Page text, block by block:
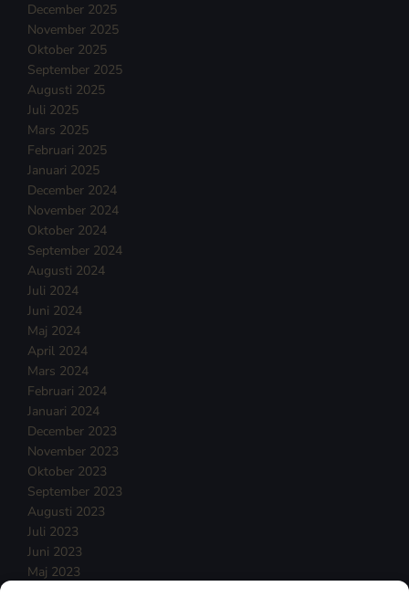
December 2025
November 2025
Oktober 2025
September 2025
Augusti 2025
Juli 2025
Mars 2025
Februari 2025
Januari 2025
December 2024
November 2024
Oktober 2024
September 2024
Augusti 2024
Juli 2024
Juni 2024
Maj 2024
April 2024
Mars 2024
Februari 2024
Januari 2024
December 2023
November 2023
Oktober 2023
September 2023
Augusti 2023
Juli 2023
Juni 2023
Maj 2023